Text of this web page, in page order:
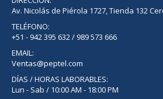
Av. Nicolás de Piérola 1727, Tienda 132
TELÉFONO:
+51 - 942 395 632 / 989 573 666
EMAIL:
Ventas@peptel.com
DÍAS / HORAS LABORABLES:
Lun - Sab / 10:00 AM - 18:00 PM